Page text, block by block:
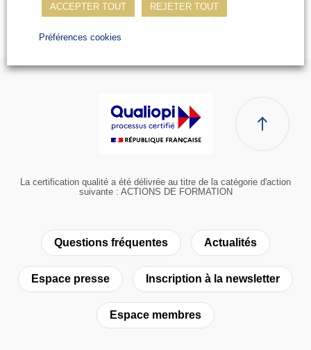
Champion suivant
La certification qualité a été délivrée au titre de la catégorie d'action
suivante : ACTIONS DE FORMATION
Questions fréquentes Actualités
Espace presse Inscription à la newsletter
Espace membres
ACCEPTER TOUT REJETER TOUT
Préférences cookies